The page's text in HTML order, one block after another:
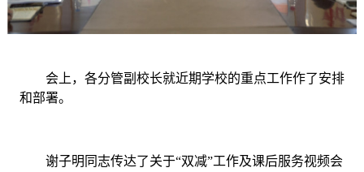
会上，各分管副校长就近期学校的重点工作作了安排
和部署。
谢子明同志传达了关于“双减”工作及课后服务视频会